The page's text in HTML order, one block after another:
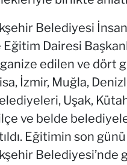
Belediyesi İnsan
Eğitim Dairesi
edilen ve dört
İzmir, Muğla,
Uşak,
ve belde
Eğitimin son
Belediyesi’nde